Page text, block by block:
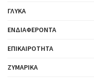
ΓΛΥΚΆ
ΕΝΔΙΑΦΈΡΟΝΤΑ
ΕΠΙΚΑΙΡΌΤΗΤΑ
ΖΥΜΑΡΙΚΆ